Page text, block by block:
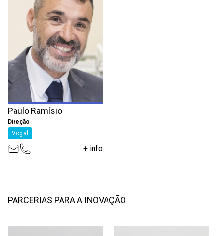
Paulo Ramísio
Direção
Vogal
+ info
PARCERIAS PARA A INOVAÇÃO